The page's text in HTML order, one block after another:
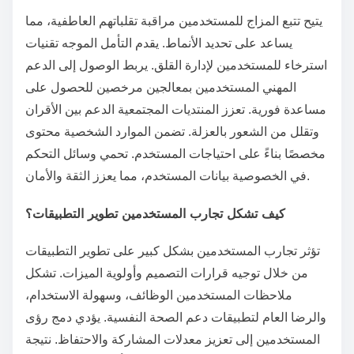
يتيح تتبع المزاج للمستخدمين مراقبة تقلباتهم العاطفية، مما
يساعد على تحديد الأنماط. يقدم التأمل الموجه تقنيات
استرخاء للمستخدمين لإدارة القلق. يربط الوصول إلى الدعم
المهني المستخدمين بمعالجين مرخصين للحصول على
مساعدة فورية. تعزز المنتديات المجتمعية الدعم بين الأقران
وتقلل من الشعور بالعزلة. تضمن الموارد الشخصية محتوى
مخصصًا بناءً على احتياجات المستخدم. تحمي وسائل التحكم
في الخصوصية بيانات المستخدم، مما يعزز الثقة والأمان.
كيف تشكل تجارب المستخدمين تطوير التطبيقات؟
تؤثر تجارب المستخدمين بشكل كبير على تطوير التطبيقات
من خلال توجيه قرارات التصميم وأولوية الميزات. تشكل
ملاحظات المستخدمين الوظائف، وسهولة الاستخدام،
والرضا العام لتطبيقات دعم الصحة النفسية. يؤدي دمج رؤى
المستخدمين إلى تعزيز معدلات المشاركة والاحتفاظ. نتيجة